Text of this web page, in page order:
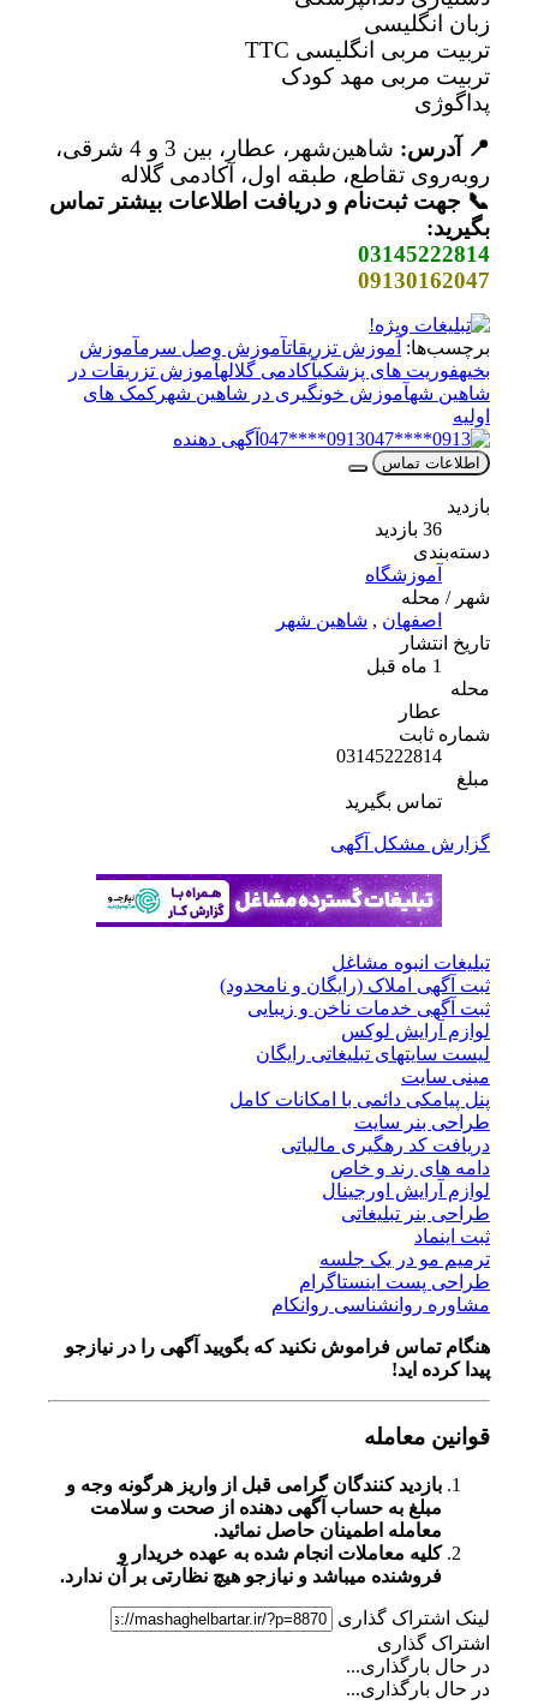
زبان انگلیسی
تربیت مربی انگلیسی TTC
تربیت مربی مهد کودک
پداگوژی
📍 آدرس:
شاهین‌شهر، عطار، بین 3 و 4 شرقی،
روبه‌روی تقاطع، طبقه اول، آکادمی گلاله
📞 جهت ثبت‌نام و دریافت اطلاعات بیشتر تماس
بگیرید:
03145222814
09130162047
برچسب‌ها:آموزش تزریقاتآموزش وصل سرم آموزش
فوریت های پزشکیآکادمی گلاله آموزش تزریقات در
شاهین شهآموزش خونگیری در شاهین شهرکمک های
0913****047
آگهی دهنده
اطلاعات تماس
دسته‌بندی
آموزشگاه
شهر / محله
اصفهان,شاهین شهر
تاریخ انتشار
شماره ثابت
03145222814
تماس بگیرید
گزارش مشکل آگهی
تبلیغات انبوه مشاغل
ثبت آگهی املاک (رایگان و نامحدود)
ثبت آگهی خدمات ناخن و زیبایی
لوازم آرایش لوکس
لیست سایتهای تبلیغاتی رایگان
مینی سایت
پنل پیامکی دائمی با امکانات کامل
طراحی بنر سایت
دریافت کد رهگیری مالیاتی
دامه های رند و خاص
لوازم آرایش اورجینال
طراحی بنر تبلیغاتی
ثبت اینماد
ترمیم مو در یک جلسه
طراحی پست اینستاگرام
مشاوره روانشناسی روانکام
هنگام تماس فراموش نکنید که بگویید آگهی را در نیازجو
پیدا کرده اید!
قوانین معامله
بازدید کنندگان گرامی قبل از واریز هرگونه وجه و
مبلغ به حساب آگهی دهنده از صحت و سلامت
معامله اطمینان حاصل نمائید.
کلیه معاملات انجام شده به عهده خریدار و
فروشنده میباشد و نیازجو هیچ نظارتی بر آن ندارد.
لینک اشتراک گذاری
اشتراک گذاری
در حال بارگذاری...
در حال بارگذاری...